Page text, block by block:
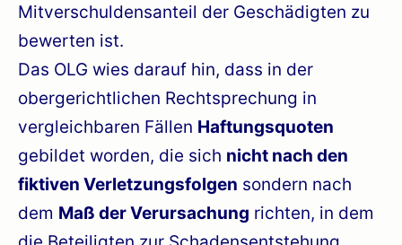
Mitverschuldensanteil der Geschädigten zu
bewerten ist.
Das OLG wies darauf hin, dass in der
obergerichtlichen Rechtsprechung in
vergleichbaren Fällen Haftungsquoten
gebildet worden, die sich nicht nach den
fiktiven Verletzungsfolgen sondern nach
dem Maß der Verursachung richten, in dem